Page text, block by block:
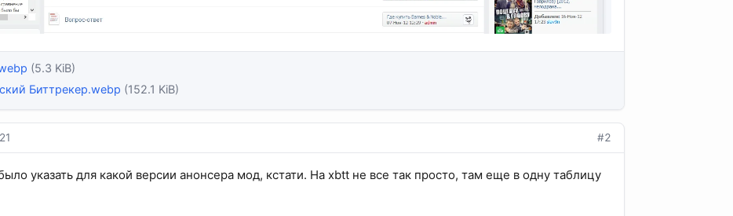
(5.3 KiB)
Биттрекер.webp (152.1 KiB)
#2
указать для какой версии анонсера мод, кстати. На xbtt не все так просто, там еще в одну таблицу